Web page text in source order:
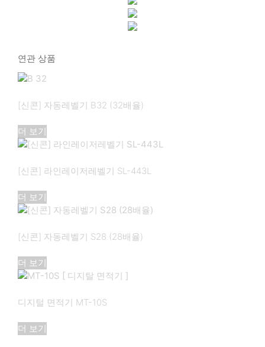
연관 상품
[신콘] 자동레벨기 B32 (32배율)
더 보기
[신콘] 라인레이저레벨기 SL-443L
더 보기
[신콘] 자동레벨기 S28 (28배율)
더 보기
디지털 면적기 MT-10S
더 보기